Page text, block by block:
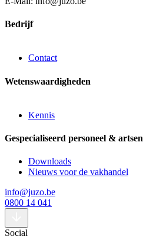
Bedrijf
Contact
Wetenswaardigheden
Kennis
Gespecialiseerd personeel & artsen
Downloads
Nieuws voor de vakhandel
info@juzo.be
0800 14 041
Social